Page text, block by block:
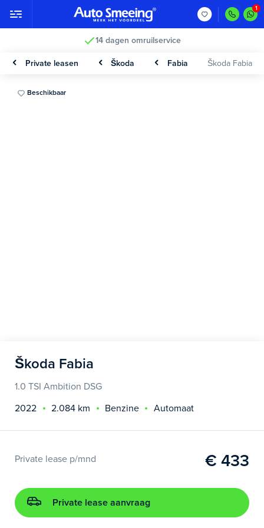
14 dagen omruilservice
Private leasen Škoda Fabia Škoda Fabia
Beschikbaar
Škoda Fabia
1.0 TSI Ambition DSG
2022
2.084 km Benzine Automaat
Private lease p/mnd € 433
Private lease aanvraag